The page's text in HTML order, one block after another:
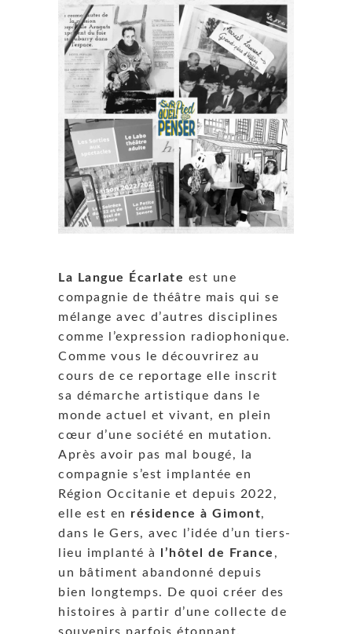
La Langue Écarlate est une
compagnie de théâtre mais qui se
mélange avec d’autres disciplines
comme l’expression radiophonique.
Comme vous le découvrirez au
cours de ce reportage elle inscrit
sa démarche artistique dans le
monde actuel et vivant, en plein
cœur d’une société en mutation.
Après avoir pas mal bougé, la
compagnie s’est implantée en
Région Occitanie et depuis 2022,
elle est en résidence à Gimont,
dans le Gers, avec l’idée d’un tiers-
lieu implanté à
l’hôtel de France ,
un bâtiment abandonné depuis
bien longtemps. De quoi créer des
histoires à partir d’une collecte de